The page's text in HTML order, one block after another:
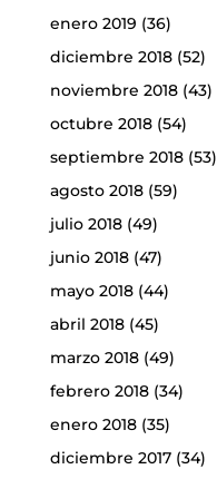
enero 2019 (36)
diciembre 2018(52)
noviembre 2018(43)
octubre 2018(54)
septiembre 2018(53)
agosto 2018(59)
julio 2018(49)
junio 2018(47)
mayo 2018(44)
abril 2018(45)
marzo 2018(49)
febrero 2018(34)
enero 2018(35)
diciembre 2017(34)